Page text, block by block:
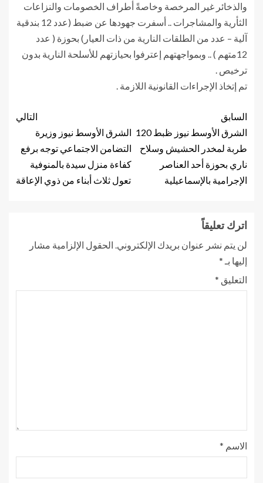
والذخائر غير المرخصة وخاصةً أطراف الخصومات والنزاعات
الثأرية والمشاجرات .. أسفرت جهودها عن ضبط (عدد 12 بندقية
آلية – عدد من الطلقات النارية من ذات العيار) بحوزة ( عدد
12متهم ) .. وبمواجهتهم إعترفوا بحيازتهم للأسلحة النارية بدون
ترخيص .
تم إتخاذ الإجراءات القانونية اللازمة .
السابق
الشرق الأوسط نيوز ظبط 120
طربة لمخدر الحشيش وسلاح
ناري بحوزة أحد العناصر
الإجرامية بالإسماعيلية
التالي
الشرق الأوسط نيوز وزيرة
التضامن الاجتماعي توجه برفع
كفاءة منزل سيدة بالمنوفية
تعول ثلاث أبناء من ذوي الإعاقة
اترك تعليقاً
لن يتم نشر عنوان بريدك الإلكتروني. الحقول الإلزامية مشار
إليها بـ *
التعليق *
الاسم *